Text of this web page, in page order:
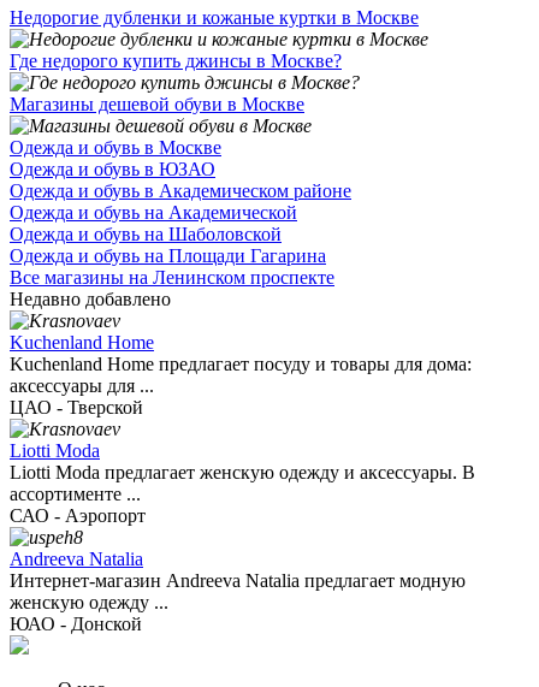
Недорогие дубленки и кожаные куртки в Москве
Где недорого купить джинсы в Москве?
Магазины дешевой обуви в Москве
Одежда и обувь в Москве
Одежда и обувь в ЮЗАО
Одежда и обувь в Академическом районе
Одежда и обувь на Академической
Одежда и обувь на Шаболовской
Одежда и обувь на Площади Гагарина
Все магазины на Ленинском проспекте
Недавно добавлено
Kuchenland Home
Kuchenland Home предлагает посуду и товары для дома:
аксессуары для ...
ЦАО - Тверской
Liotti Moda
Liotti Moda предлагает женскую одежду и аксессуары. В
ассортименте ...
САО - Аэропорт
Andreeva Natalia
Интернет-магазин Andreeva Natalia предлагает модную
женскую одежду ...
ЮАО - Донской